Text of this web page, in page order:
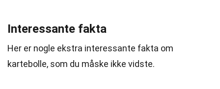
Interessante fakta
Her er nogle ekstra interessante fakta om
kartebolle, som du måske ikke vidste.